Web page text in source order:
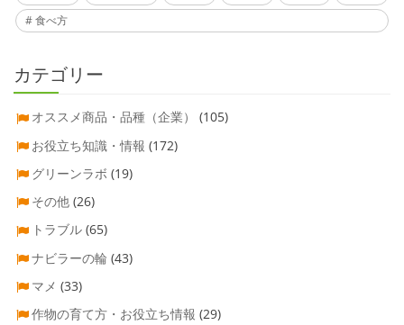
食べ方
カテゴリー
オススメ商品・品種（企業）
(105)
お役立ち知識・情報 (172)
グリーンラボ (19)
その他 (26)
トラブル (65)
ナビラーの輪 (43)
マメ (33)
作物の育て方・お役立ち情報 (29)